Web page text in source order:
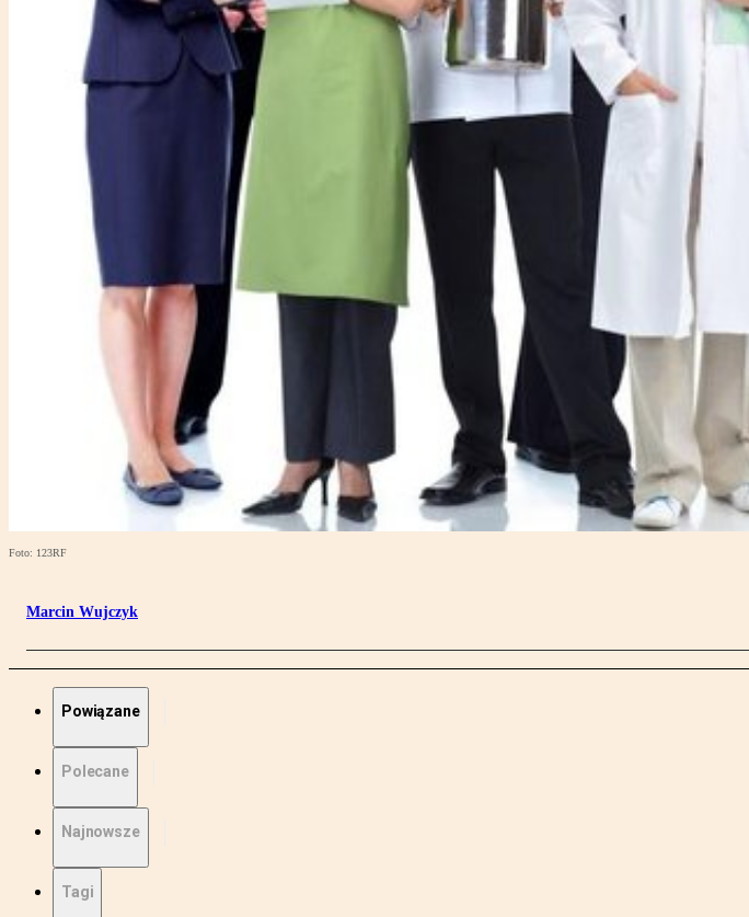
Foto: 123RF
Marcin Wujczyk
Powiązane
Polecane
Najnowsze
Tagi